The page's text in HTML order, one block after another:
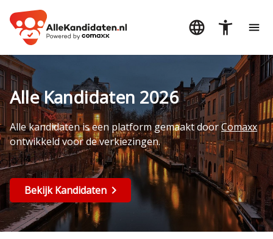
Alle Kandidaten 2026
Alle kandidaten is een platform gemaakt doorComaxx
ontwikkeld voor de verkiezingen.
Bekijk Kandidaten